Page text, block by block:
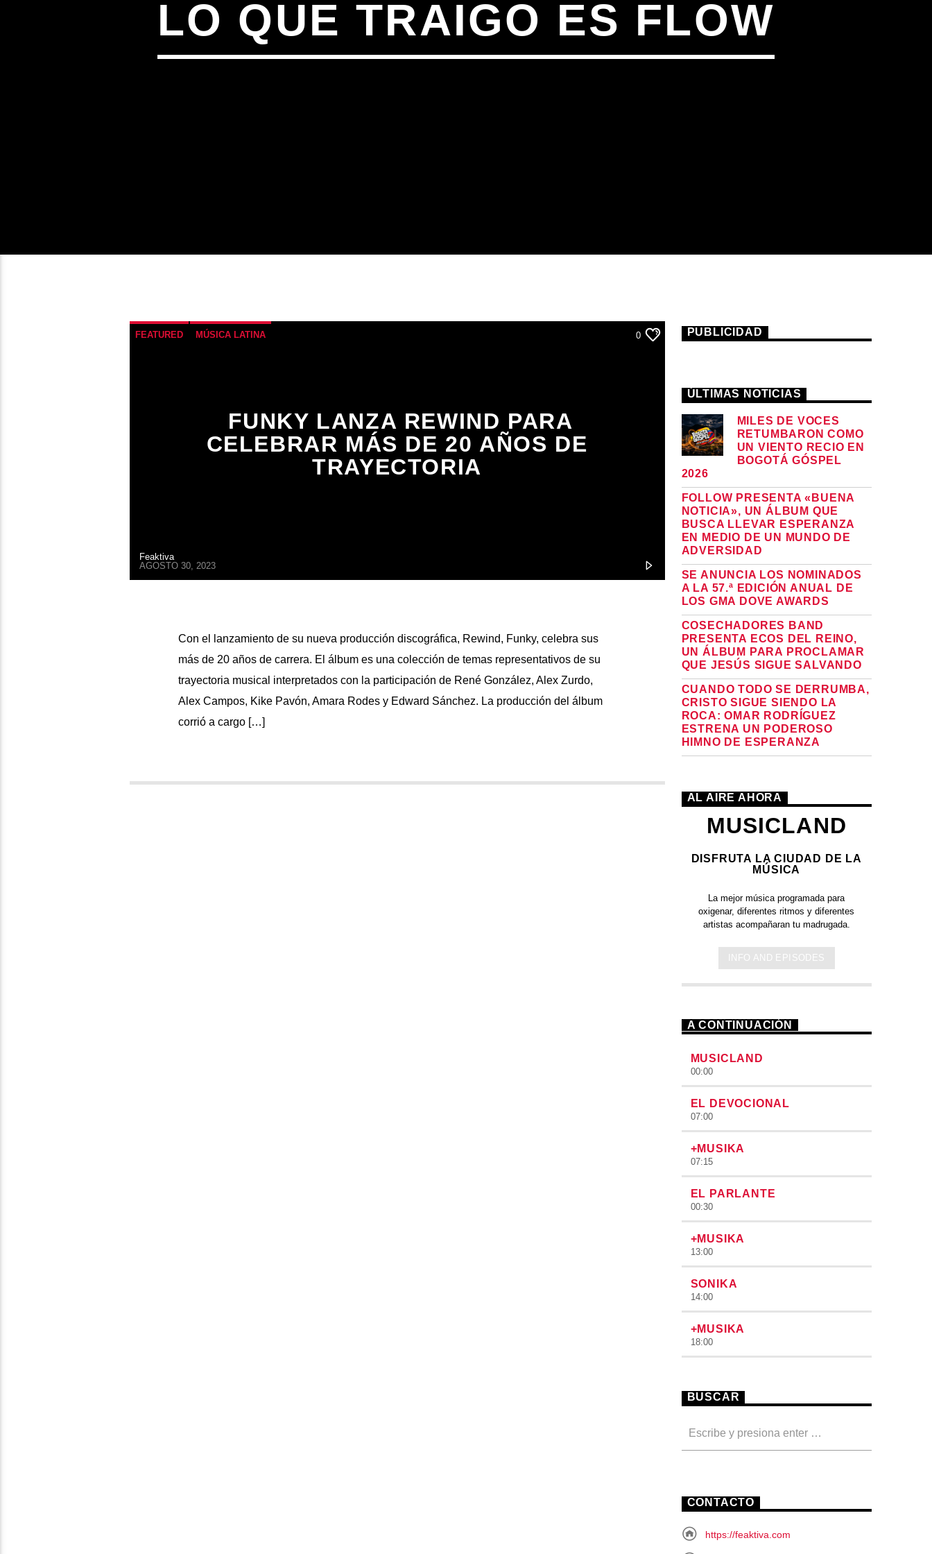
LO QUE TRAIGO ES FLOW
FEATURED MÚSICA LATINA 0
FUNKY LANZA REWIND PARA
CELEBRAR MÁS DE 20 AÑOS DE
TRAYECTORIA
Feaktiva
AGOSTO 30, 2023
Con el lanzamiento de su nueva producción discográfica, Rewind, Funky, celebra sus
más de 20 años de carrera. El álbum es una colección de temas representativos de su
trayectoria musical interpretados con la participación de René González, Alex Zurdo,
Alex Campos, Kike Pavón, Amara Rodes y Edward Sánchez. La producción del álbum
corrió a cargo […]
PUBLICIDAD
ÚLTIMAS NOTICIAS
MILES DE VOCES
RETUMBARON COMO
UN VIENTO RECIO EN
BOGOTÁ GÓSPEL
2026
FOLLOW PRESENTA «BUENA
NOTICIA», UN ÁLBUM QUE
BUSCA LLEVAR ESPERANZA
EN MEDIO DE UN MUNDO DE
ADVERSIDAD
SE ANUNCIA LOS NOMINADOS
A LA 57.ª EDICIÓN ANUAL DE
LOS GMA DOVE AWARDS
COSECHADORES BAND
PRESENTA ECOS DEL REINO,
UN ÁLBUM PARA PROCLAMAR
QUE JESÚS SIGUE SALVANDO
CUANDO TODO SE DERRUMBA,
CRISTO SIGUE SIENDO LA
ROCA: OMAR RODRÍGUEZ
ESTRENA UN PODEROSO
HIMNO DE ESPERANZA
AL AIRE AHORA
MUSICLAND
DISFRUTA LA CIUDAD DE LA
MÚSICA
La mejor música programada para
oxigenar, diferentes ritmos y diferentes
artistas acompañaran tu madrugada.
INFO AND EPISODES
A CONTINUACIÓN
MUSICLAND
00:00
EL DEVOCIONAL
07:00
+MUSIKA
07:15
EL PARLANTE
00:30
+MUSIKA
13:00
SONIKA
14:00
+MUSIKA
18:00
BUSCAR
CONTACTO
https://feaktiva.com